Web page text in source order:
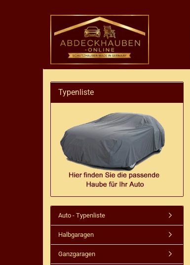
Typenliste
Auto - Typenliste
Halbgaragen
Ganzgaragen